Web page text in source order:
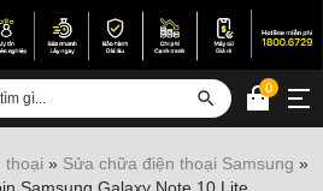
0
thoại » Sửa chữa điện thoại Samsung »